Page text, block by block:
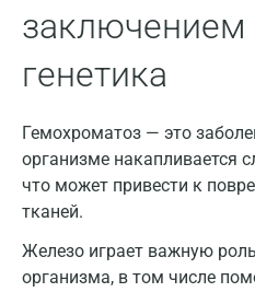
заключением
генетика
Гемохроматоз — это
организме накапливается
что может привести к
тканей.
Железо играет важную
организма, в том числе
Владимир
Вологда
Воронеж
Гатчина